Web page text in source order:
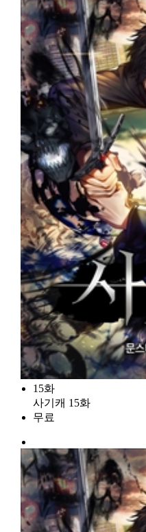
15화
사기캐 15화
무료